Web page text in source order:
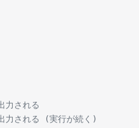
される
力される (実行が続く)